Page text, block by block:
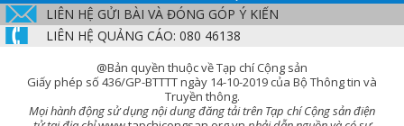
LIÊN HỆ GỬI BÀI VÀ ĐÓNG GÓP Ý KIẾN
LIÊN HỆ QUẢNG CÁO: 080 46138
@Bản quyền thuộc về Tạp chí Cộng sản
Giấy phép số 436/GP-BTTTT ngày 14-10-2019 của Bộ Thông tin và
Truyền thông.
Mọi hành động sử dụng nội dung đăng tải trên Tạp chí Cộng sản điện